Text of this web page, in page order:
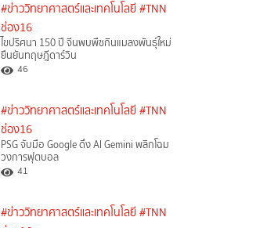
#ข่าววิทยาศาสตร์และเทคโนโลยี #TNN
ช่อง16
ไขปริศนา 150 ปี จีนพบพืชกินแมลงพันธุ์ใหม่
ยืนยันทฤษฎีดาร์วิน
46
#ข่าววิทยาศาสตร์และเทคโนโลยี #TNN
ช่อง16
PSG จับมือ Google ดึง AI Gemini พลิกโฉม
วงการฟุตบอล
41
#ข่าววิทยาศาสตร์และเทคโนโลยี #TNN